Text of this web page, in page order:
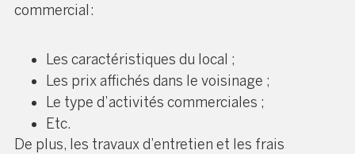
commercial:
Les caractéristiques du local ;
Les prix affichés dans le voisinage ;
Le type d’activités commerciales ;
Etc.
De plus, les travaux d’entretien et les frais